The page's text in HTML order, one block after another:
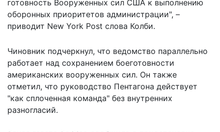
готовность Вооруженных сил США к выполнению
оборонных приоритетов администрации", –
приводит New York Post слова Колби.
Чиновник подчеркнул, что ведомство параллельно
работает над сохранением боеготовности
американских вооруженных сил. Он также
отметил, что руководство Пентагона действует
"как сплоченная команда" без внутренних
разногласий.